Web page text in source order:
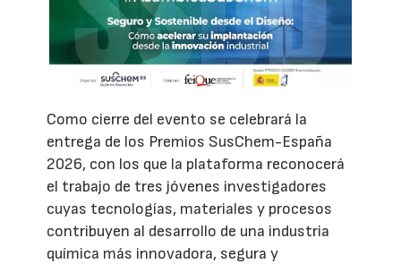
Como cierre del evento se celebrará la
entrega de los Premios SusChem-España
2026, con los que la plataforma reconocerá
el trabajo de tres jóvenes investigadores
cuyas tecnologías, materiales y procesos
contribuyen al desarrollo de una industria
química más innovadora, segura y